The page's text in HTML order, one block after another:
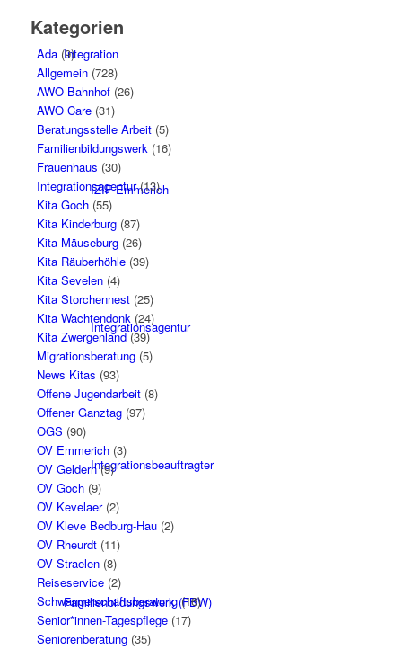
Integration
IZIF-Emmerich
Integrationsagentur
Integrationsbeauftragter
Familienbildungswerk (FBW)
Kategorien
Ada(9)
Allgemein(728)
AWO Bahnhof(26)
AWO Care(31)
Beratungsstelle Arbeit(5)
Familienbildungswerk(16)
Frauenhaus (30)
Integrationsagentur(13)
Kita Goch(55)
Kita Kinderburg(87)
Kita Mäuseburg(26)
Kita Räuberhöhle(39)
Kita Sevelen(4)
Kita Storchennest(25)
Kita Wachtendonk(24)
Kita Zwergenland(39)
Migrationsberatung(5)
News Kitas (93)
Offene Jugendarbeit(8)
Offener Ganztag(97)
OGS (90)
OV Emmerich(3)
OV Geldern(9)
OV Goch(9)
OV Kevelaer(2)
OV Kleve Bedburg-Hau(2)
OV Rheurdt(11)
OV Straelen(8)
Reiseservice(2)
Schwangerschaftsberatung(16)
Senior*innen-Tagespflege(17)
Seniorenberatung(35)